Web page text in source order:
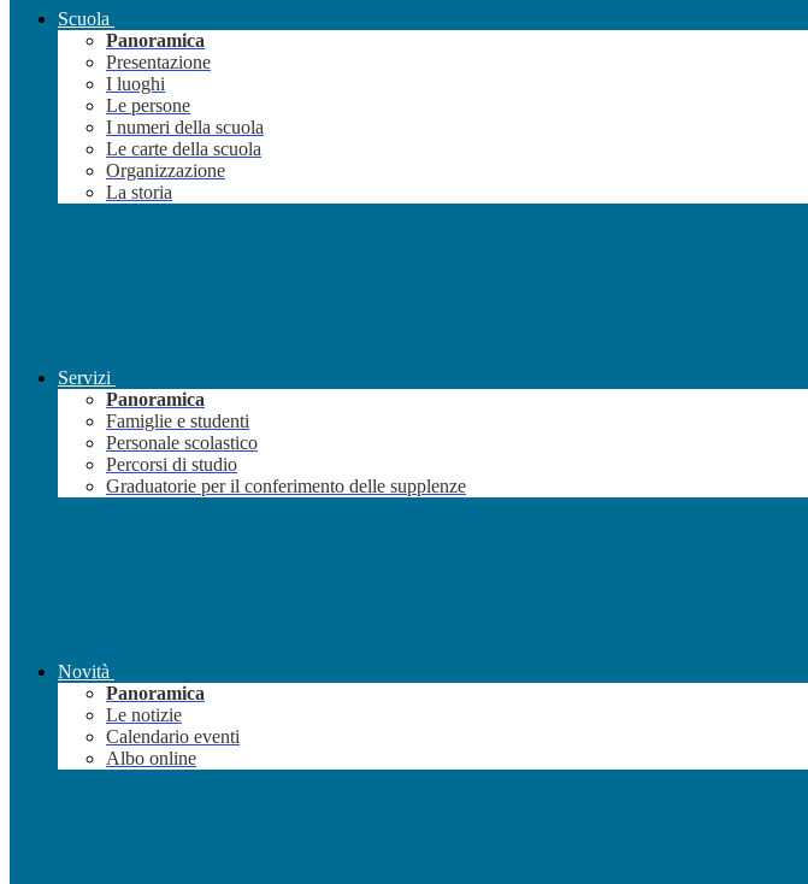
Scuola
Panoramica
Presentazione
I luoghi
Le persone
I numeri della scuola
Le carte della scuola
Organizzazione
La storia
Servizi
Panoramica
Famiglie e studenti
Personale scolastico
Percorsi di studio
Graduatorie per il conferimento delle supplenze
Novità
Panoramica
Le notizie
Calendario eventi
Albo online